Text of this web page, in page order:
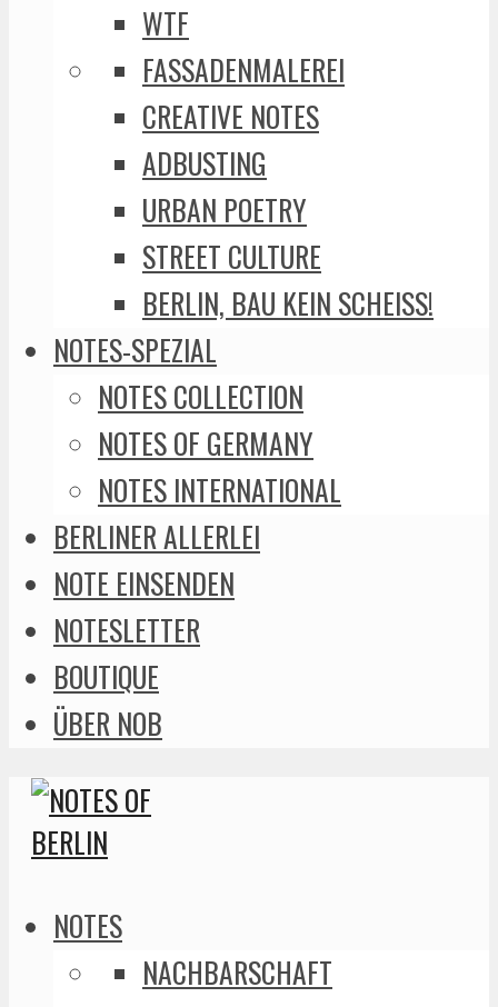
WTF
FASSADENMALEREI
CREATIVE NOTES
ADBUSTING
URBAN POETRY
STREET CULTURE
BERLIN, BAU KEIN SCHEISS!
NOTES-SPEZIAL
NOTES COLLECTION
NOTES OF GERMANY
NOTES INTERNATIONAL
BERLINER ALLERLEI
NOTE EINSENDEN
NOTESLETTER
BOUTIQUE
ÜBER NOB
NOTES
NACHBARSCHAFT